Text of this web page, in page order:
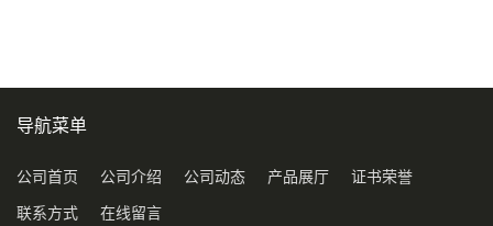
导航菜单
公司首页 公司介绍 公司动态 产品展厅 证书荣誉
联系方式 在线留言